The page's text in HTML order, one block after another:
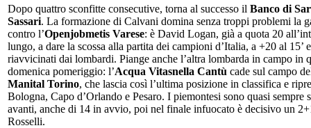
Dopo quattro sconfitte consecutive, torna al successo il Banco di
Sassari. La formazione di Calvani domina senza troppi problemi la
contro l’Openjobmetis Varese: è David Logan, già a quota 20
lungo, a dare la scossa alla partita dei campioni d’Italia, a +20 al 15’
riavvicinati dai lombardi. Piange anche l’altra lombarda in campo in
domenica pomeriggio: l’Acqua Vitasnella Cantù cade sul campo
Manital Torino, che lascia così l’ultima posizione in classifica e
Bologna, Capo d’Orlando e Pesaro. I piemontesi sono quasi sempre
avanti, anche di 14 in avvio, poi nel finale infuocato è decisivo un
Rosselli.